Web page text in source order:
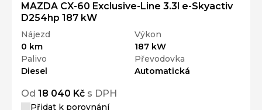
MAZDA CX-60 Exclusive-Line 3.3l e-Skyactiv
D254hp 187 kW
Nájezd
0 km
Výkon
187 kW
Palivo
Diesel
Převodovka
Automatická
Od 18 040 Kč s DPH
Přidat k porovnání